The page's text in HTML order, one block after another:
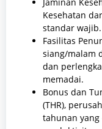
Kesehatan
standar wajib.
Fasilitas
siang/malam
dan
memadai.
Bonus dan
(THR),
tahunan